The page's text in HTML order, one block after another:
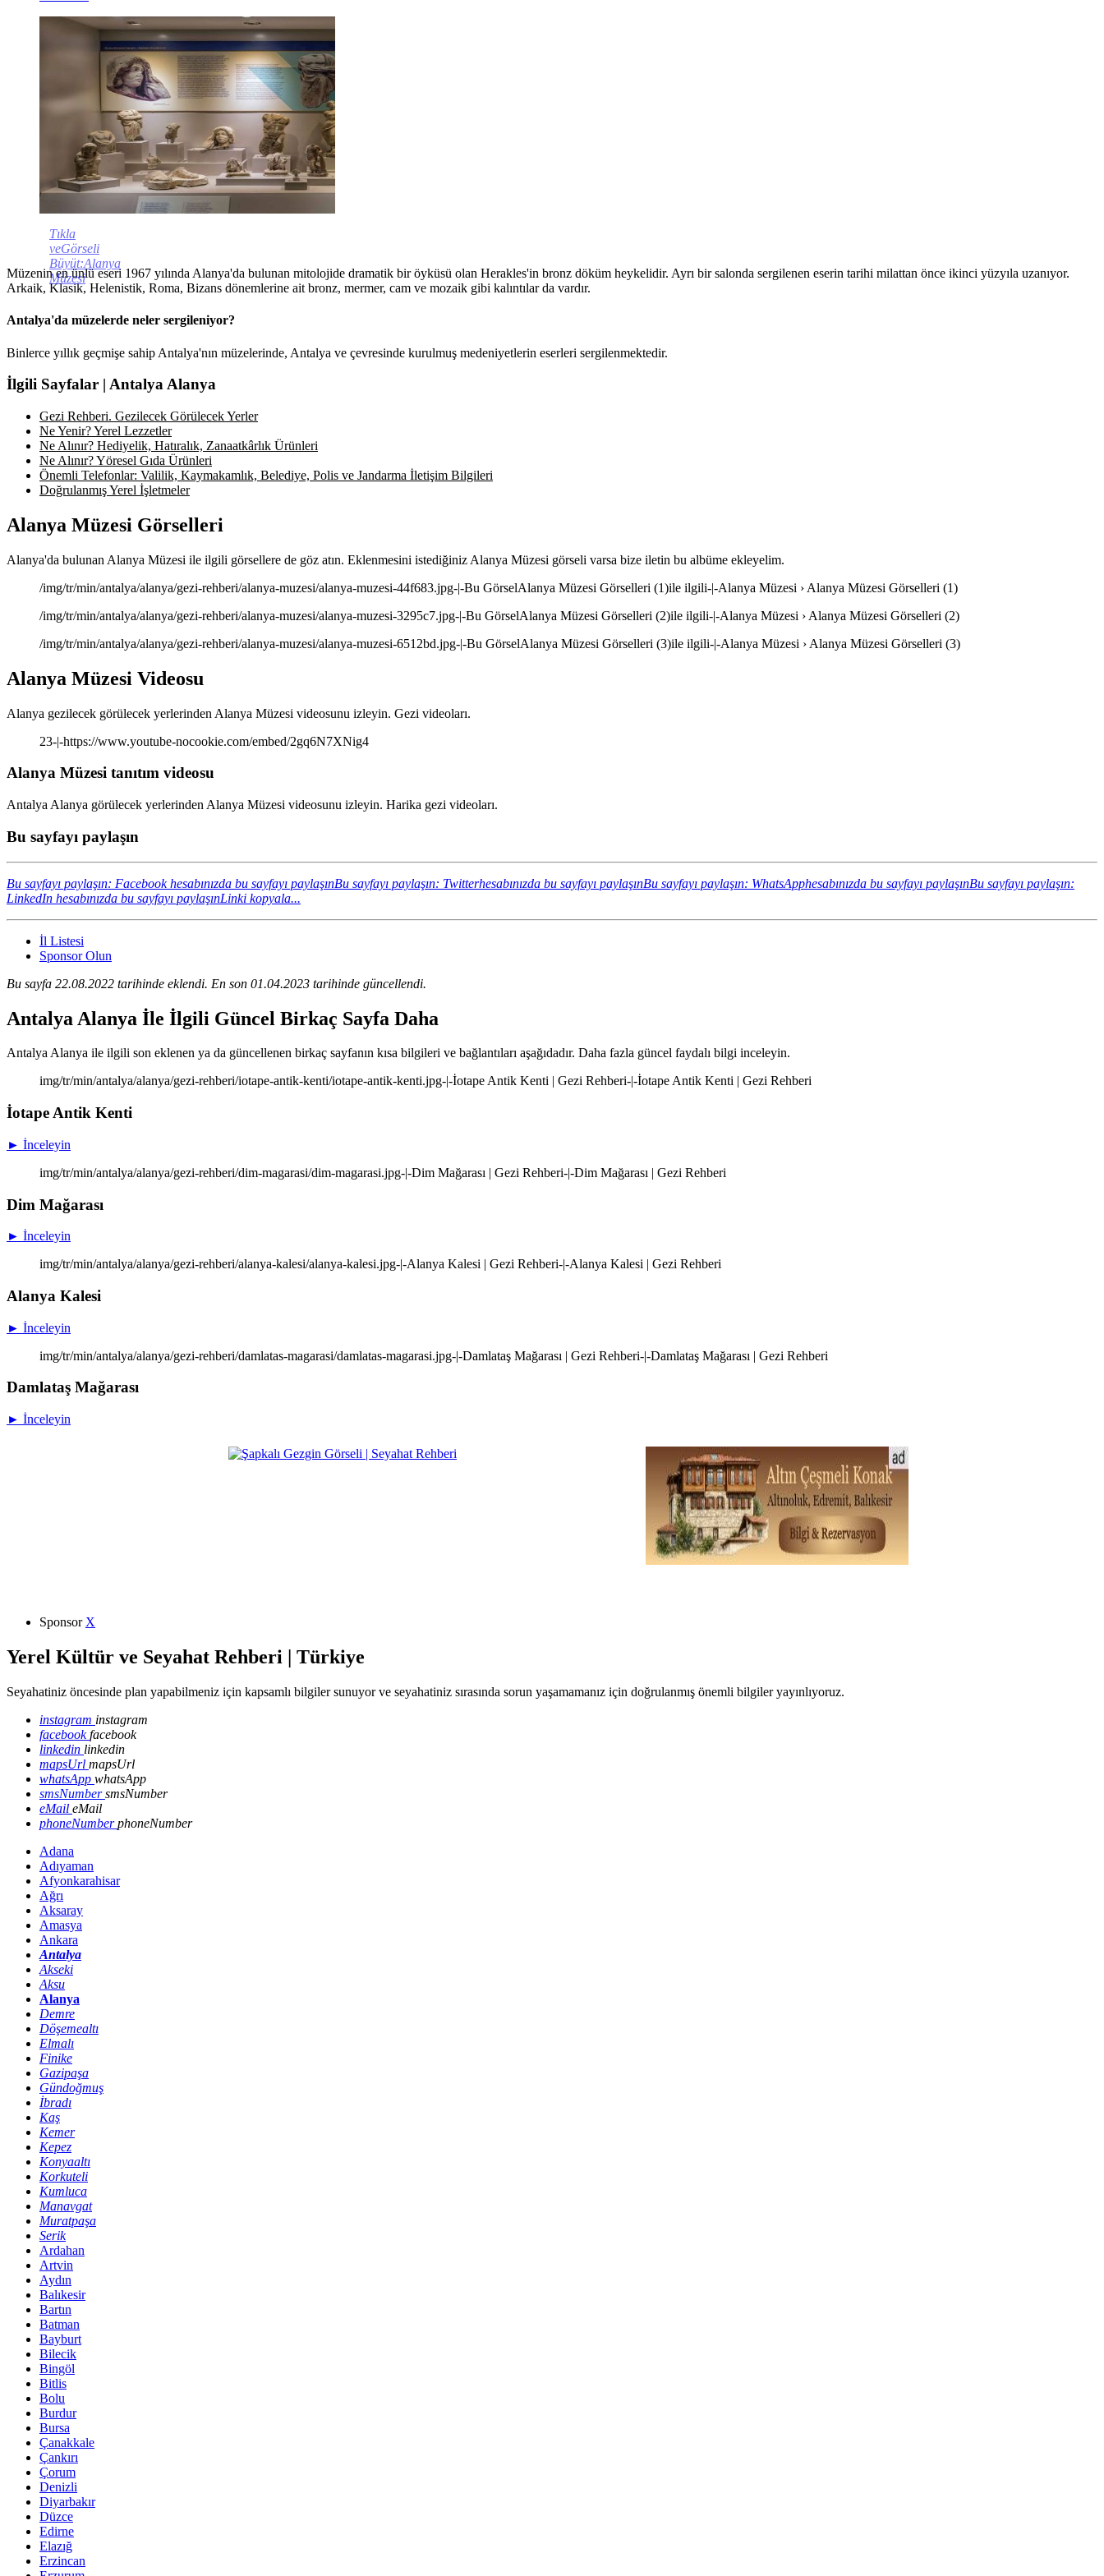
Tıkla
veGörseli
Büyüt:Alanya
Müzesi
Müzenin en ünlü eseri 1967 yılında Alanya'da bulunan mitolojide dramatik bir öyküsü olan Herakles'in bronz döküm heykelidir. Ayrı bir salonda sergilenen eserin tarihi milattan önce ikinci yüzyıla uzanıyor.
Arkaik, Klasik, Helenistik, Roma, Bizans dönemlerine ait bronz, mermer, cam ve mozaik gibi kalıntılar da vardır.
Antalya'da müzelerde neler sergileniyor?
Binlerce yıllık geçmişe sahip Antalya'nın müzelerinde, Antalya ve çevresinde kurulmuş medeniyetlerin eserleri sergilenmektedir.
İlgili Sayfalar | Antalya Alanya
Gezi Rehberi. Gezilecek Görülecek Yerler
Ne Yenir? Yerel Lezzetler
Ne Alınır? Hediyelik, Hatıralık, Zanaatkârlık Ürünleri
Ne Alınır? Yöresel Gıda Ürünleri
Önemli Telefonlar: Valilik, Kaymakamlık, Belediye, Polis ve Jandarma İletişim Bilgileri
Doğrulanmış Yerel İşletmeler
Alanya Müzesi Görselleri
Alanya'da bulunan Alanya Müzesi ile ilgili görsellere de göz atın. Eklenmesini istediğiniz Alanya Müzesi görseli varsa bize iletin bu albüme ekleyelim.
/img/tr/min/antalya/alanya/gezi-rehberi/alanya-muzesi/alanya-muzesi-44f683.jpg-|-Bu GörselAlanya Müzesi Görselleri (1)ile ilgili-|-Alanya Müzesi › Alanya Müzesi Görselleri (1)
/img/tr/min/antalya/alanya/gezi-rehberi/alanya-muzesi/alanya-muzesi-3295c7.jpg-|-Bu GörselAlanya Müzesi Görselleri (2)ile ilgili-|-Alanya Müzesi › Alanya Müzesi Görselleri (2)
/img/tr/min/antalya/alanya/gezi-rehberi/alanya-muzesi/alanya-muzesi-6512bd.jpg-|-Bu GörselAlanya Müzesi Görselleri (3)ile ilgili-|-Alanya Müzesi › Alanya Müzesi Görselleri (3)
Alanya Müzesi Videosu
Alanya gezilecek görülecek yerlerinden Alanya Müzesi videosunu izleyin. Gezi videoları.
23-|-https://www.youtube-nocookie.com/embed/2gq6N7XNig4
Alanya Müzesi tanıtım videosu
Antalya Alanya görülecek yerlerinden Alanya Müzesi videosunu izleyin. Harika gezi videoları.
Bu sayfayı paylaşın
Bu sayfayı paylaşın: Facebook hesabınızda bu sayfayı paylaşınBu sayfayı paylaşın: Twitterhesabınızda bu sayfayı paylaşınBu sayfayı paylaşın: WhatsApphesabınızda bu sayfayı paylaşınBu sayfayı paylaşın:
LinkedIn hesabınızda bu sayfayı paylaşınLinki kopyala...
İl Listesi
Sponsor Olun
Bu sayfa 22.08.2022 tarihinde eklendi. En son 01.04.2023 tarihinde güncellendi.
Antalya Alanya İle İlgili Güncel Birkaç Sayfa Daha
Antalya Alanya ile ilgili son eklenen ya da güncellenen birkaç sayfanın kısa bilgileri ve bağlantıları aşağıdadır. Daha fazla güncel faydalı bilgi inceleyin.
img/tr/min/antalya/alanya/gezi-rehberi/iotape-antik-kenti/iotape-antik-kenti.jpg-|-İotape Antik Kenti | Gezi Rehberi-|-İotape Antik Kenti | Gezi Rehberi
İotape Antik Kenti
► İnceleyin
img/tr/min/antalya/alanya/gezi-rehberi/dim-magarasi/dim-magarasi.jpg-|-Dim Mağarası | Gezi Rehberi-|-Dim Mağarası | Gezi Rehberi
Dim Mağarası
► İnceleyin
img/tr/min/antalya/alanya/gezi-rehberi/alanya-kalesi/alanya-kalesi.jpg-|-Alanya Kalesi | Gezi Rehberi-|-Alanya Kalesi | Gezi Rehberi
Alanya Kalesi
► İnceleyin
img/tr/min/antalya/alanya/gezi-rehberi/damlatas-magarasi/damlatas-magarasi.jpg-|-Damlataş Mağarası | Gezi Rehberi-|-Damlataş Mağarası | Gezi Rehberi
Damlataş Mağarası
► İnceleyin
Sponsor X
Yerel Kültür ve Seyahat Rehberi | Türkiye
Seyahatiniz öncesinde plan yapabilmeniz için kapsamlı bilgiler sunuyor ve seyahatiniz sırasında sorun yaşamamanız için doğrulanmış önemli bilgiler yayınlıyoruz.
instagram instagram
facebookfacebook
linkedin linkedin
mapsUrl mapsUrl
whatsApp whatsApp
smsNumbersmsNumber
eMail eMail
phoneNumberphoneNumber
Adana
Adıyaman
Afyonkarahisar
Ağrı
Aksaray
Amasya
Ankara
Antalya
Akseki
Aksu
Alanya
Demre
Döşemealtı
Elmalı
Finike
Gazipaşa
Gündoğmuş
İbradı
Kaş
Kemer
Kepez
Konyaaltı
Korkuteli
Kumluca
Manavgat
Muratpaşa
Serik
Ardahan
Artvin
Aydın
Balıkesir
Bartın
Batman
Bayburt
Bilecik
Bingöl
Bitlis
Bolu
Burdur
Bursa
Çanakkale
Çankırı
Çorum
Denizli
Diyarbakır
Düzce
Edirne
Elazığ
Erzincan